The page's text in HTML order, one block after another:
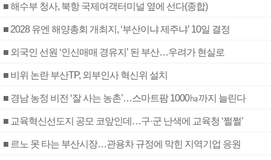
■ 해수부 청사, 북항 국제여객터미널 옆에 선다(종합)
■ 2028 유엔 해양총회 개최지, ‘부산이냐 제주냐’ 10일 결정
■ 외국인 선원 ‘인신매매 경유지’ 된 부산…우려가 현실로
■ 비위 논란 부산TP, 외부인사 혁신위 설치
■ 경남 농정 비전 ‘잘 사는 농촌’…스마트팜 1000㏊까지 늘린다
■ 교육혁신선도지 공모 코앞인데…구·군 난색에 교육청 ‘쩔쩔’
■ 르노 못 타는 부산시장…관용차 규정에 막힌 지역기업 응원